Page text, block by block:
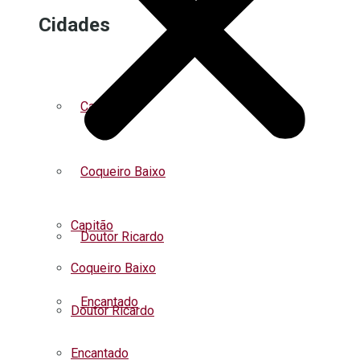
Cidades
Capitão
Coqueiro Baixo
Doutor Ricardo
Encantado
Capitão
Coqueiro Baixo
Doutor Ricardo
Encantado